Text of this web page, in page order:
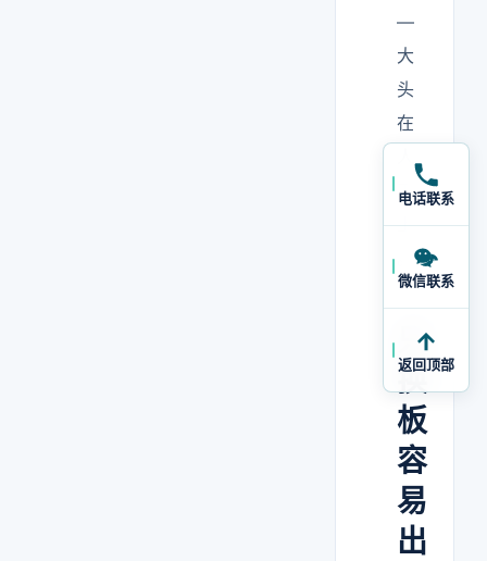
—
大
头
在
工
上
只
换
板
容
易
出
电话联系
微信联系
返回顶部